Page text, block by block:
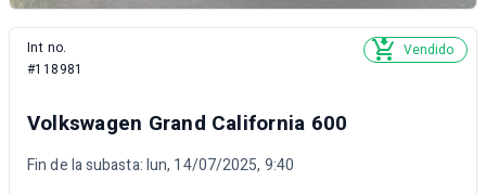
Int no.
#118981
Vendido
Volkswagen Grand California 600
Fin de la subasta: lun, 14/07/2025, 9:40